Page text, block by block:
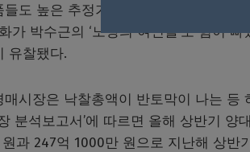
도 높은 추정가를 치고 나가지 못하는
가 박수근의 ‘노상의 여인들’도 힘이
유찰됐다.
시장은 낙찰총액이 반토막이 나는 등
분석보고서’에 따르면 올해 상반기
과 247억 1000만 원으로 지난해 상반